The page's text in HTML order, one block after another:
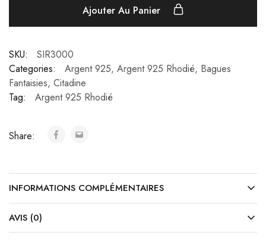
Ajouter Au Panier
SKU:
SIR3000
Categories:
Argent 925, Argent 925 Rhodié, Bagues
Fantaisies, Citadine
Tag:
Argent 925 Rhodié
Share:
INFORMATIONS COMPLÉMENTAIRES
AVIS (0)